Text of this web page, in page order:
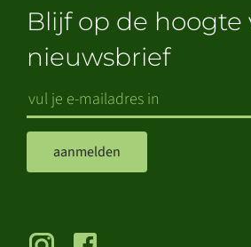
Blijf op de hoogte
nieuwsbrief
aanmelden